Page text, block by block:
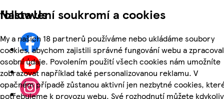
Nastavení soukromí a cookies
My a našich 18 partnerů používáme nebo ukládáme soubory
cookies, abychom zajistili správné fungování webu a
osobní údaje. Povolením použití všech cookies nám umožníte
zobrazovat například také personalizovanou reklamu. V
opačném případě zůstanou aktivní jen nezbytné cookies,
potřebujeme k provozu webu. Své rozhodnutí můžete kdykoliv
followUs